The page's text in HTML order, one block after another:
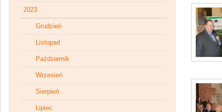
2023
Grudzień
Listopad
Październik
Wrzesień
Sierpień
Lipiec